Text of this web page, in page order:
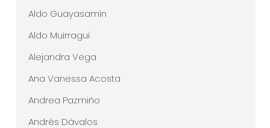
Aldo Guayasamín
Aldo Muirragui
Alejandra Vega
Ana Vanessa Acosta
Andrea Pazmiño
Andrés Dávalos